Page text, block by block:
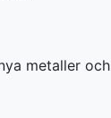
metaller och